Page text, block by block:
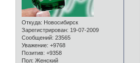
Откуда: Новосибирск
Зарегистрирован: 19-07-2009
Сообщений: 23565
Уважение: +9768
Позитив: +9358
Пол: Женский